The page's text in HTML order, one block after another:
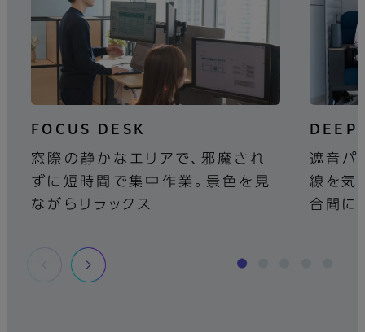
FOCUS DESK
窓際の静かなエリアで、邪魔され
ずに短時間で集中作業。景色を見
ながらリラックス
DEEP
遮音パ
線を気
合間に